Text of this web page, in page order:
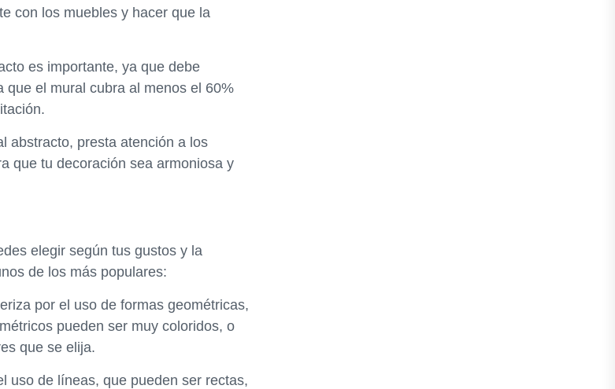
con los muebles y hacer que la
es importante, ya que debe
el mural cubra al menos el 60%
abstracto, presta atención a los
que tu decoración sea armoniosa y
elegir según tus gustos y la
de los más populares:
por el uso de formas geométricas,
pueden ser muy coloridos, o
que se elija.
uso de líneas, que pueden ser rectas,